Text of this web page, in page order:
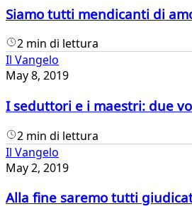
Siamo tutti mendicanti di
2 min di lettura
Il Vangelo
May 8, 2019
I seduttori e i maestri: due
2 min di lettura
Il Vangelo
May 2, 2019
Alla fine saremo tutti